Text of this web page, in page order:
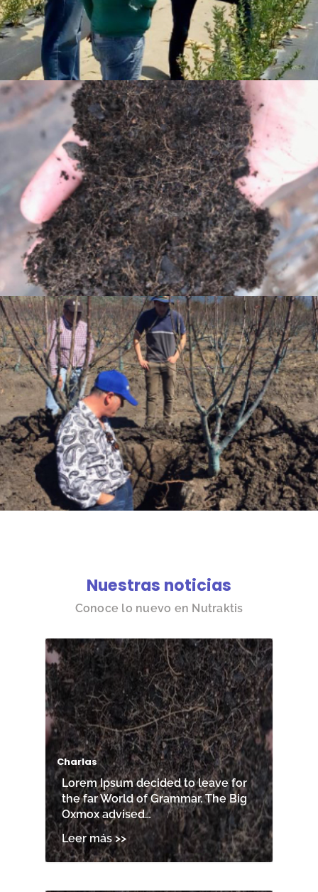
Nuestras noticias
Conoce lo nuevo en Nutraktis
Charlas
Lorem Ipsum decided to leave for
the far World of Grammar. The Big
Oxmox advised…